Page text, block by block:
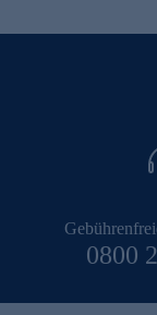
0800